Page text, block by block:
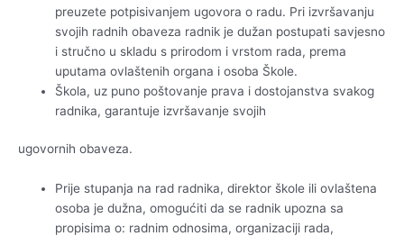
preuzete potpisivanjem ugovora o radu. Pri izvršavanju
svojih radnih obaveza radnik je dužan postupati savjesno
i stručno u skladu s prirodom i vrstom rada, prema
uputama ovlaštenih organa i osoba Škole.
Škola, uz puno poštovanje prava i dostojanstva svakog
radnika, garantuje izvršavanje svojih
ugovornih obaveza.
Prije stupanja na rad radnika, direktor škole ili ovlaštena
osoba je dužna, omogućiti da se radnik upozna sa
propisima o: radnim odnosima, organizaciji rada,